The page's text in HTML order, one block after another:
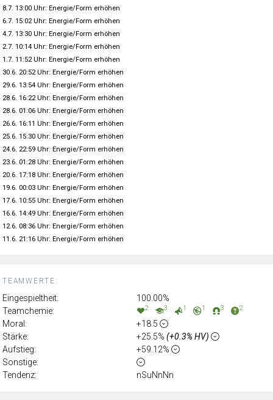
TEAMWERTE:
Eingespieltheit:
100.00%
Teamchemie:
2 3 1 1 3 2
Moral:
+18.5
Stärke:
+25.5% (+0.3% HV)
Aufstieg:
+59.12%
Sonstige:
Tendenz:
nSuNnNn
8.7. 13:00 Uhr: Energie/Form erhöhen
6.7. 15:02 Uhr: Energie/Form erhöhen
4.7. 13:30 Uhr: Energie/Form erhöhen
2.7. 10:14 Uhr: Energie/Form erhöhen
1.7. 11:52 Uhr: Energie/Form erhöhen
30.6. 20:52 Uhr: Energie/Form erhöhen
29.6. 13:54 Uhr: Energie/Form erhöhen
28.6. 16:22 Uhr: Energie/Form erhöhen
28.6. 01:06 Uhr: Energie/Form erhöhen
26.6. 16:11 Uhr: Energie/Form erhöhen
25.6. 15:30 Uhr: Energie/Form erhöhen
24.6. 22:59 Uhr: Energie/Form erhöhen
23.6. 01:28 Uhr: Energie/Form erhöhen
20.6. 17:18 Uhr: Energie/Form erhöhen
19.6. 00:03 Uhr: Energie/Form erhöhen
17.6. 10:55 Uhr: Energie/Form erhöhen
16.6. 14:49 Uhr: Energie/Form erhöhen
12.6. 08:36 Uhr: Energie/Form erhöhen
11.6. 21:16 Uhr: Energie/Form erhöhen